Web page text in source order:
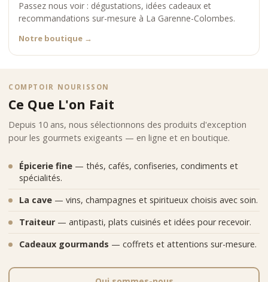
Passez nous voir : dégustations, idées cadeaux et
recommandations sur-mesure à La Garenne-Colombes.
Notre boutique →
COMPTOIR NOURISSON
Ce Que L'on Fait
Depuis 10 ans, nous sélectionnons des produits d'exception
pour les gourmets exigeants — en ligne et en boutique.
Épicerie fine — thés, cafés, confiseries, condiments et
spécialités.
La cave — vins, champagnes et spiritueux choisis avec soin.
Traiteur — antipasti, plats cuisinés et idées pour recevoir.
Cadeaux gourmands — coffrets et attentions sur-mesure.